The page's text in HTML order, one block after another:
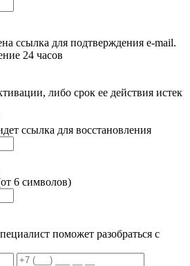
ссылка для подтверждения e-mail.
24 часов
либо срок ее действия истек
ссылка для восстановления
6 символов)
поможет разобраться с